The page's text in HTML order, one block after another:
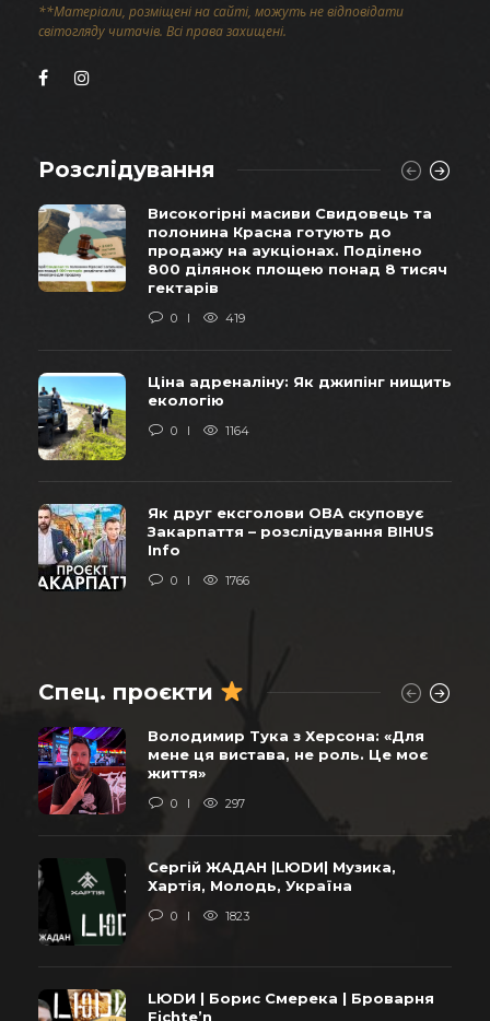
**Матеріали, розміщені на сайті, можуть не відповідати
світогляду читачів. Всі права захищені.
Розслідування
Високогірні масиви Свидовець та
полонина Красна готують до
продажу на аукціонах. Поділено
800 ділянок площею понад 8 тисяч
гектарів
0 419
Ціна адреналіну: Як джипінг нищить
екологію
0 1164
Як друг ексголови ОВА скуповує
Закарпаття – розслідування BIHUS
Info
0 1766
Спец. проєкти
Володимир Тука з Херсона: «Для
мене ця вистава, не роль. Це моє
життя»
0 297
Сергій ЖАДАН |LЮDИ| Музика,
Хартія, Молодь, Україна
0 1823
LЮDИ | Борис Смерека | Броварня
Fichte’n